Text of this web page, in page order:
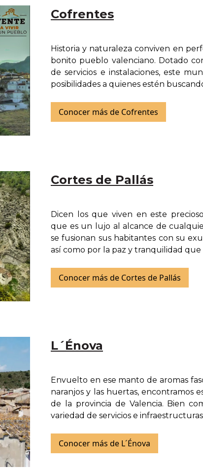
Cofrentes
Historia y naturaleza conviven en
bonito pueblo valenciano. Dotado
de servicios e instalaciones, este
posibilidades a quienes estén
Conocer más de Cofrentes
Cortes de Pallás
Dicen los que viven en este
que es un lujo al alcance de
se fusionan sus habitantes con su
así como por la paz y tranquilidad que
Conocer más de Cortes de Pallás
L´Énova
Envuelto en ese manto de aromas
naranjos y las huertas, encontramos
de la provincia de Valencia. Bien
variedad de servicios e
Conocer más de L´Énova